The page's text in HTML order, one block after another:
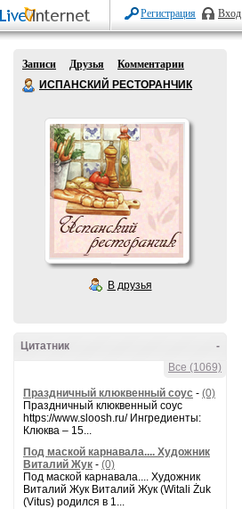
Регистрация Вход
Записи Друзья
Комментарии
ИСПАНСКИЙ РЕСТОРАНЧИК
В друзья
-
Цитатник
Все (1069)
Праздничный клюквенный соус - (0)
Праздничный клюквенный соус
https://www.sloosh.ru/ Ингредиенты:
Клюква – 15...
Под маской карнавала.... Художник
Виталий Жук - (0)
Под маской карнавала.... Художник
Виталий Жук Виталий Жук (Witali Żuk
(Vitus) родился в 1...